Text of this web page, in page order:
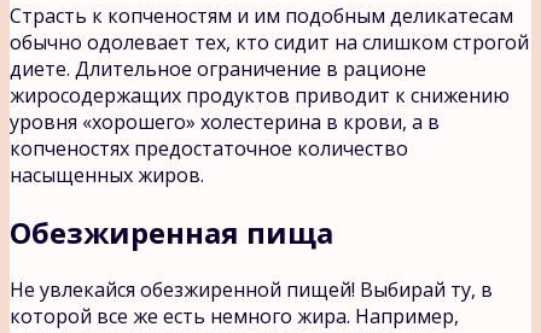
Страсть к копченостям и им подобным деликатесам
обычно одолевает тех, кто сидит на слишком строгой
диете. Длительное ограничение в рационе
жиросодержащих продуктов приводит к снижению
уровня «хорошего» холестерина в крови, а в
копченостях предостаточное количество
насыщенных жиров.
Обезжиренная пища
Не увлекайся обезжиренной пищей! Выбирай ту, в
которой все же есть немного жира. Например,